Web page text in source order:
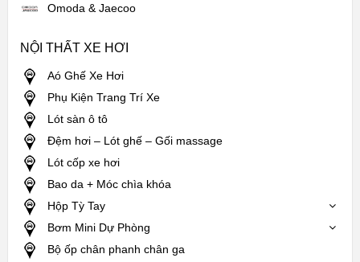
Omoda & Jaecoo
NỘI THẤT XE HƠI
Aó Ghế Xe Hơi
Phụ Kiện Trang Trí Xe
Lót sàn ô tô
Đệm hơi – Lót ghế – Gối massage
Lót cốp xe hơi
Bao da + Móc chìa khóa
Hộp Tỳ Tay
Bơm Mini Dự Phòng
Bộ ốp chân phanh chân ga